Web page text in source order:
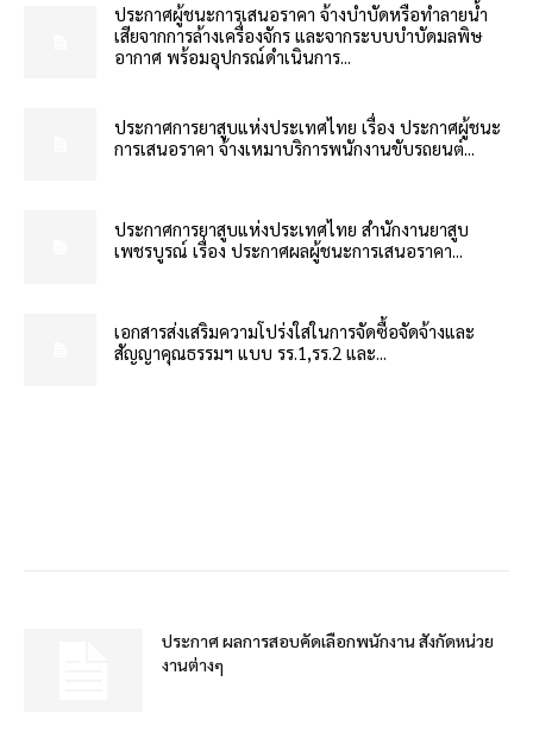
ประกาศผู้ชนะการเสนอราคา จ้างบำบัดหรือทำลายน้ำ
เสียจากการล้างเครื่องจักร และจากระบบบำบัดมลพิษ
อากาศ พร้อมอุปกรณ์ดำเนินการ...
ประกาศการยาสูบแห่งประเทศไทย เรื่อง ประกาศผู้ชนะ
การเสนอราคา จ้างเหมาบริการพนักงานขับรถยนต์...
ประกาศการยาสูบแห่งประเทศไทย สำนักงานยาสูบ
เพชรบูรณ์ เรื่อง ประกาศผลผู้ชนะการเสนอราคา...
เอกสารส่งเสริมความโปร่งใสในการจัดซื้อจัดจ้างและ
สัญญาคุณธรรมฯ แบบ รร.1,รร.2 และ...
ประกาศ ผลการสอบคัดเลือกพนักงาน สังกัดหน่วย
งานต่างๆ